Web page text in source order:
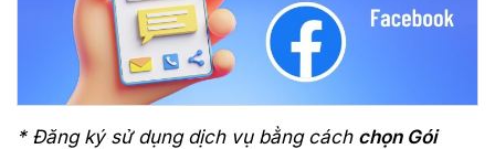
* Đăng ký sử dụng dịch vụ bằng cách chọn Gói